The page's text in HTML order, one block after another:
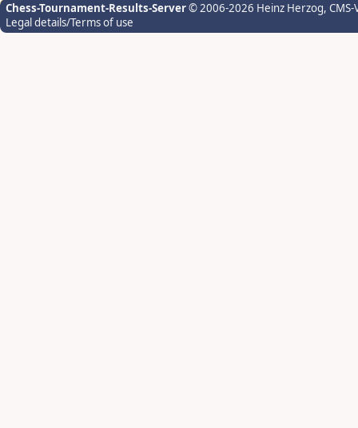
Chess-Tournament-Results-Server© 2006-2026 Heinz Herzog,
Legal details/Terms of use